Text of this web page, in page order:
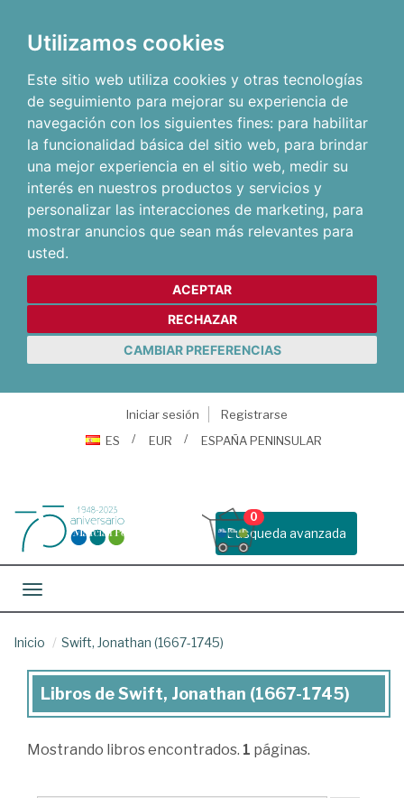
Utilizamos cookies
Este sitio web utiliza cookies y otras tecnologías
de seguimiento para mejorar su experiencia de
navegación con los siguientes fines: para habilitar
la funcionalidad básica del sitio web, para brindar
una mejor experiencia en el sitio web, medir su
interés en nuestros productos y servicios y
personalizar las interacciones de marketing, para
mostrar anuncios que sean más relevantes para
usted.
ACEPTAR
RECHAZAR
CAMBIAR PREFERENCIAS
Iniciar sesión
Registrarse
ES
EUR ESPAÑA PENINSULAR
Busqueda avanzada
0
Toggle navigation
Inicio Swift, Jonathan (1667-1745)
Libros
Swift,
Libros de Swift, Jonathan (1667-1745)
Mostrando libros encontrados. 1 páginas.